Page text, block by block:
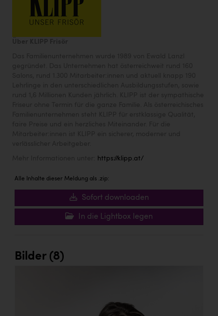
https://klipp.at/
Alle Inhalte dieser Meldung als .zip:
Sofort downloaden
In die Lightbox legen
Bilder (8)